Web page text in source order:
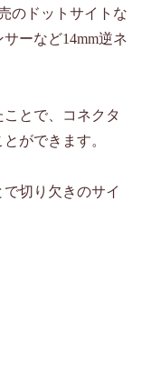
のドットサイトな
ーなど14mm逆ネ
とで、コネクタ
ができます。
切り欠きのサイ